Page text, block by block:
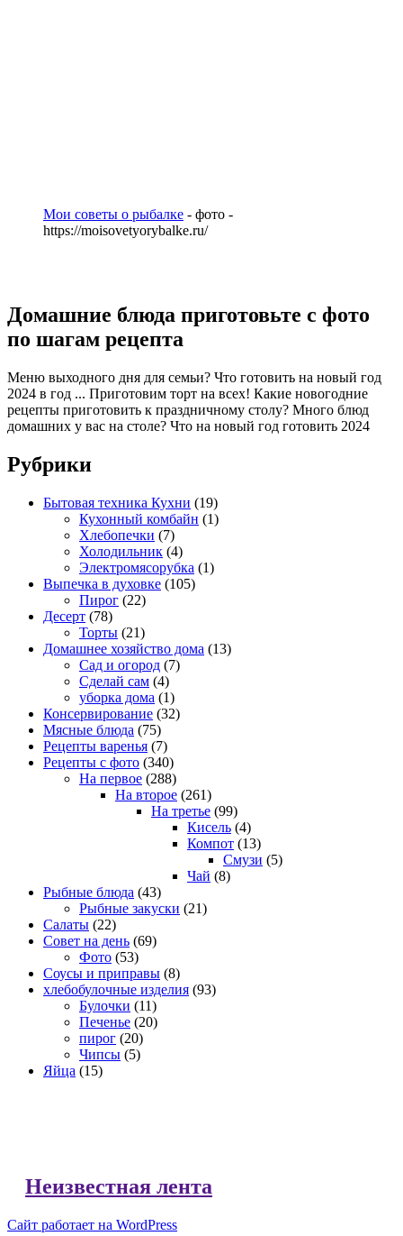
Мои советы о рыбалке - фото -
https://moisovetyorybalke.ru/
Домашние блюда приготовьте с фото
по шагам рецепта
Меню выходного дня для семьи? Что готовить на новый год
2024 в год ... Приготовим торт на всех! Какие новогодние
рецепты приготовить к праздничному столу? Много блюд
домашних у вас на столе? Что на новый год готовить 2024
Рубрики
Бытовая техника Кухни (19)
Кухонный комбайн (1)
Хлебопечки (7)
Холодильник (4)
Электромясорубка (1)
Выпечка в духовке (105)
Пирог (22)
Десерт (78)
Торты (21)
Домашнее хозяйство дома (13)
Сад и огород (7)
Сделай сам (4)
уборка дома (1)
Консервирование (32)
Мясные блюда (75)
Рецепты варенья (7)
Рецепты с фото (340)
На первое (288)
На второе (261)
На третье (99)
Кисель (4)
Компот (13)
Смузи (5)
Чай (8)
Рыбные блюда (43)
Рыбные закуски (21)
Салаты (22)
Совет на день (69)
Фото (53)
Соусы и приправы (8)
хлебобулочные изделия (93)
Булочки (11)
Печенье (20)
пирог (20)
Чипсы (5)
Яйца (15)
Неизвестная лента
Сайт работает на WordPress